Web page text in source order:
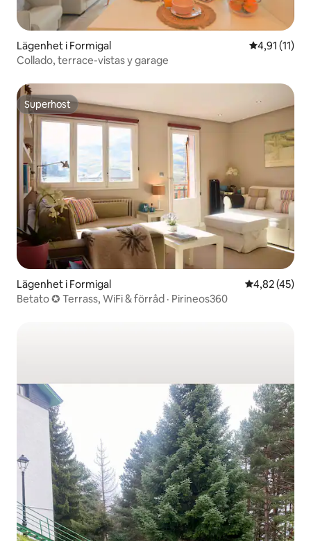
Lägenhet i Formigal 4,91 av 5 i
4,91 (11)
Collado, terrace-vistas y garage
Superhost
Superhost
Lägenhet i Formigal 4,82 av 5 i
4,82 (45)
Betato ✪ Terrass, WiFi & förråd · Pirineos360